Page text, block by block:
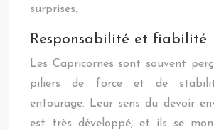
surprises.
Responsabilité et fiabilité
Les Capricornes sont souvent
piliers de force et de
entourage. Leur sens du devoir
est très développé, et ils se